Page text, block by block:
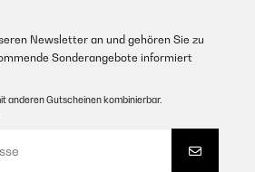
Newsletter an und gehören Sie zu
Sonderangebote informiert
anderen Gutscheinen kombinierbar.